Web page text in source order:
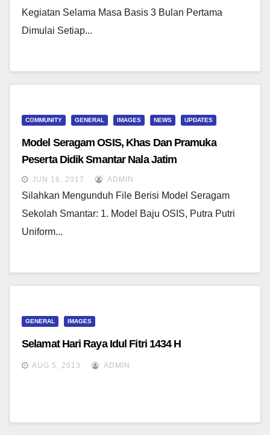
Kegiatan Selama Masa Basis 3 Bulan Pertama
Dimulai Setiap...
COMMUNITY GENERAL IMAGES NEWS UPDATES
Model Seragam OSIS, Khas Dan Pramuka
Peserta Didik Smantar Nala Jatim
JUN 16, 2017 ADMIN
Silahkan Mengunduh File Berisi Model Seragam
Sekolah Smantar: 1. Model Baju OSIS, Putra Putri
Uniform...
GENERAL IMAGES
Selamat Hari Raya Idul Fitri 1434 H
AUG 5, 2013 ADMIN